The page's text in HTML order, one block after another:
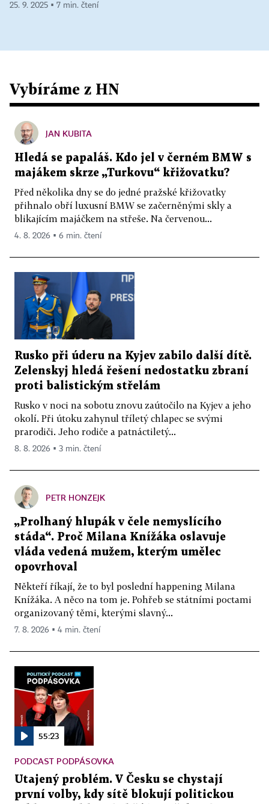
25. 9. 2025 ▪ 7 min. čtení
Vybíráme z HN
JAN KUBITA
Hledá se papaláš. Kdo jel v černém BMW s
majákem skrze „Turkovu“ křižovatku?
Před několika dny se do jedné pražské křižovatky
přihnalo obří luxusní BMW se začerněnými skly a
blikajícím majáčkem na střeše. Na červenou...
4. 8. 2026 ▪ 6 min. čtení
Rusko při úderu na Kyjev zabilo další dítě.
Zelenskyj hledá řešení nedostatku zbraní
proti balistickým střelám
Rusko v noci na sobotu znovu zaútočilo na Kyjev a jeho
okolí. Při útoku zahynul tříletý chlapec se svými
prarodiči. Jeho rodiče a patnáctiletý...
8. 8. 2026 ▪ 3 min. čtení
PETR HONZEJK
„Prolhaný hlupák v čele nemyslícího
stáda“. Proč Milana Knížáka oslavuje
vláda vedená mužem, kterým umělec
opovrhoval
Někteří říkají, že to byl poslední happening Milana
Knížáka. A něco na tom je. Pohřeb se státními poctami
organizovaný těmi, kterými slavný...
7. 8. 2026 ▪ 4 min. čtení
55:23
PODCAST PODPÁSOVKA
Utajený problém. V Česku se chystají
první volby, kdy sítě blokují politickou